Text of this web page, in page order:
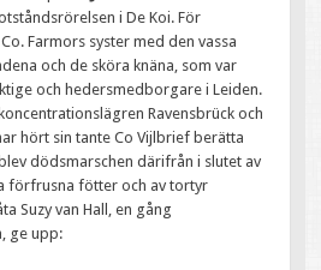
i De Koi. För
Farmors syster med den vassa
och de sköra knäna, som var
och hedersmedborgare i Leiden.
Ravensbrück och
hört sin tante Co Vijlbrief berätta
dödsmarschen därifrån i slutet av
förfrusna fötter och av tortyr
Suzy van Hall, en gång
ge upp: